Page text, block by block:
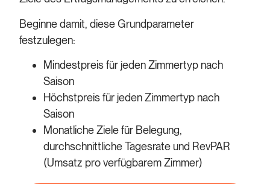
Beginne damit, diese Grundparameter
festzulegen:
Mindestpreis für jeden Zimmertyp nach
Saison
Höchstpreis für jeden Zimmertyp nach
Saison
Monatliche Ziele für Belegung,
durchschnittliche Tagesrate und RevPAR
(Umsatz pro verfügbarem Zimmer)